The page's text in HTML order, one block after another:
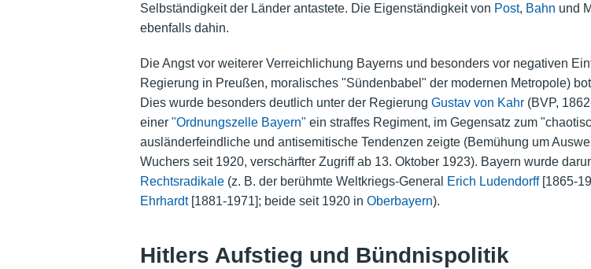
Selbständigkeit der Länder antastete. Die Eigenständigkeit von Post, Bahn und
ebenfalls dahin.
Die Angst vor weiterer Verreichlichung Bayerns und besonders vor negativen
Regierung in Preußen, moralisches "Sündenbabel" der modernen Metropole)
Dies wurde besonders deutlich unter der Regierung Gustav von Kahr(BVP,
einer "Ordnungszelle Bayern" ein straffes Regiment, im Gegensatz zum
ausländerfeindliche und antisemitische Tendenzen zeigte (Bemühung um
Wuchers seit 1920, verschärfter Zugriff ab 13. Oktober 1923). Bayern wurde
Rechtsradikale(z. B. der berühmte Weltkriegs-General Erich Ludendorff[1865-
Ehrhardt[1881-1971]; beide seit 1920 in Oberbayern).
Hitlers Aufstieg und Bündnispolitik